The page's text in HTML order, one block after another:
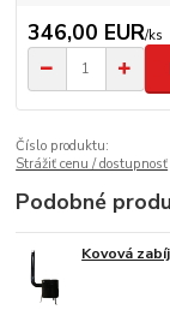
346,00 EUR/ks
Číslo produktu:
Strážiť cenu / dostupnosť
Podobné
Kovová